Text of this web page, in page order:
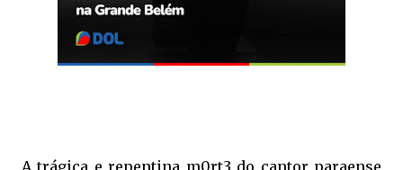
A trágica e repentina m0rt3 do cantor paraense